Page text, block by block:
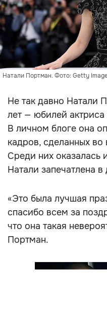
Натали Портман. Фото: Getty
Не так давно Натали
лет — юбилей
В личном блоге она
кадров, сделанных
Среди них оказалась
Натали запечатлена
«Это была лучшая
спасибо всем за
что она такая
Портман.